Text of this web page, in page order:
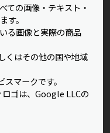
ての画像・テキスト・
す。
る画像と実際の商品
はその他の国や地域
マークです。
ゴは、Google LLCの